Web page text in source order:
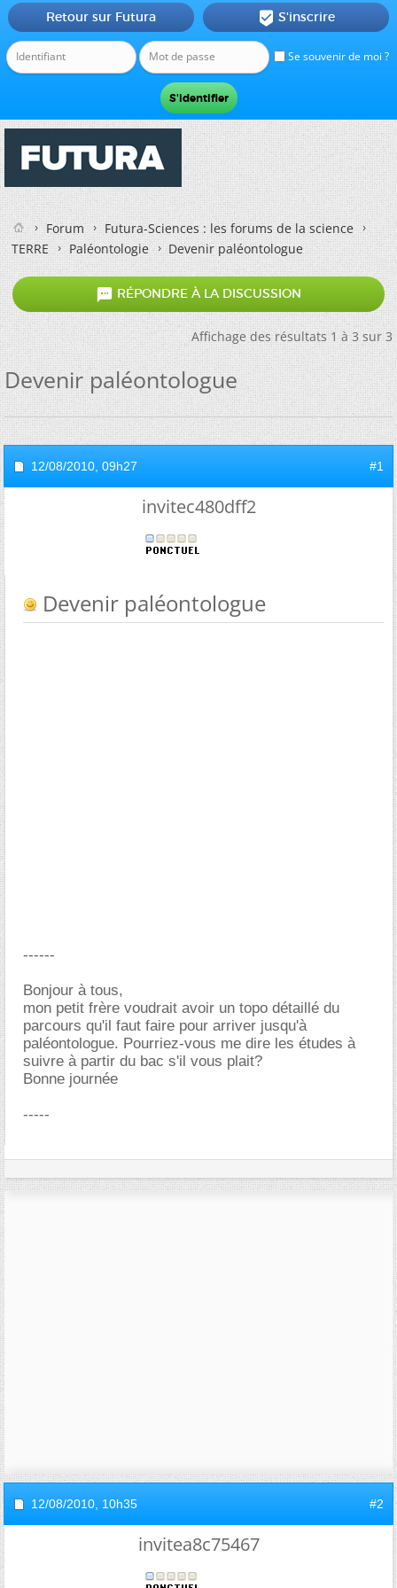
Se souvenir de moi ?
Retour sur Futura  S'inscrire
Forum
Futura-Sciences : les forums de la science
TERRE
Paléontologie Devenir paléontologue
 RÉPONDRE À LA DISCUSSION
Affichage des résultats 1 à 3 sur 3
Devenir paléontologue
12/08/2010, 09h27 #1
invitec480dff2
Devenir paléontologue
------
Bonjour à tous,
mon petit frère voudrait avoir un topo détaillé du
parcours qu'il faut faire pour arriver jusqu'à
paléontologue. Pourriez-vous me dire les études à
suivre à partir du bac s'il vous plait?
Bonne journée
-----
12/08/2010, 10h35 #2
invitea8c75467